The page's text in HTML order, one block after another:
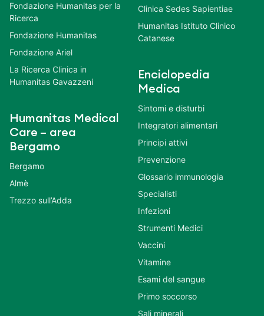
Fondazione Humanitas per la
Ricerca
Fondazione Humanitas
Fondazione Ariel
La Ricerca Clinica in
Humanitas Gavazzeni
Humanitas Medical
Care – area
Bergamo
Bergamo
Almè
Trezzo sull’Adda
Clinica Sedes Sapientiae
Humanitas Istituto Clinico
Catanese
Enciclopedia
Medica
Sintomi e disturbi
Integratori alimentari
Principi attivi
Prevenzione
Glossario immunologia
Specialisti
Infezioni
Strumenti Medici
Vaccini
Vitamine
Esami del sangue
Primo soccorso
Sali minerali